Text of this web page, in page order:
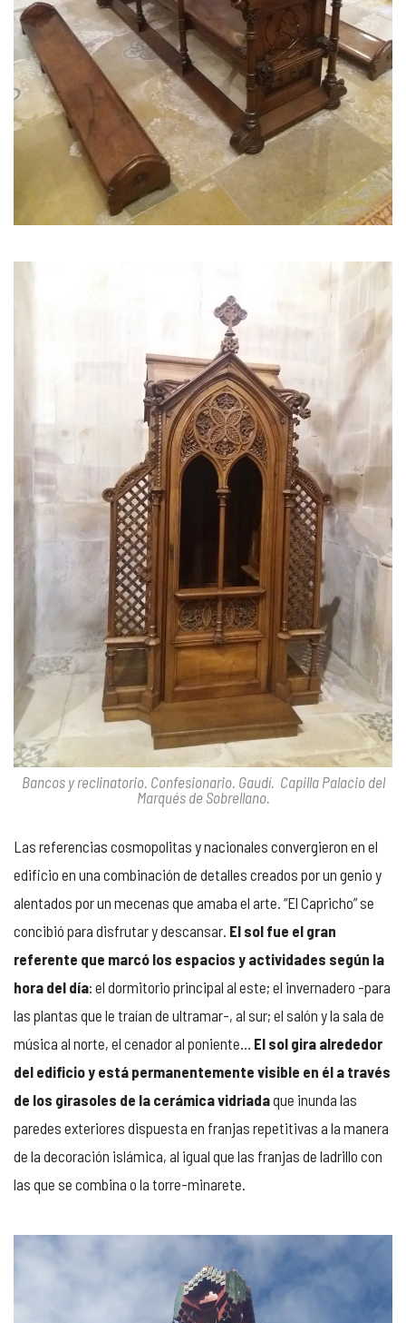
Bancos y reclinatorio. Confesionario. Gaudí. Capilla Palacio del
Marqués de Sobrellano.
Las referencias cosmopolitas y nacionales convergieron en el
edificio en una combinación de detalles creados por un genio y
alentados por un mecenas que amaba el arte. “El Capricho” se
concibió para disfrutar y descansar. El sol fue el gran
referente que marcó los espacios y actividades según la
hora del día: el dormitorio principal al este; el invernadero -para
las plantas que le traían de ultramar-, al sur; el salón y la sala de
música al norte, el cenador al poniente… El sol gira alrededor
del edificio y está permanentemente visible en él a través
de los girasoles de la cerámica vidriadaque inunda las
paredes exteriores dispuesta en franjas repetitivas a la manera
de la decoración islámica, al igual que las franjas de ladrillo con
las que se combina o la torre-minarete.